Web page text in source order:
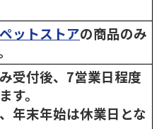
ペットストアの商品のみ
受付後、7営業日程度
す。
年末年始は休業日とな